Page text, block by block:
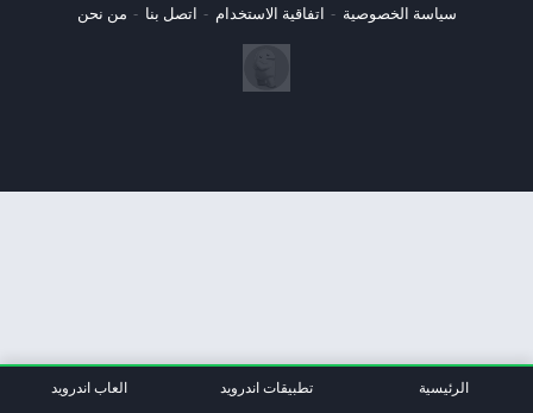
سياسة الخصوصية
اتفاقية الاستخدام اتصل بنا من نحن
الرئيسية تطبيقات اندرويد العاب اندرويد